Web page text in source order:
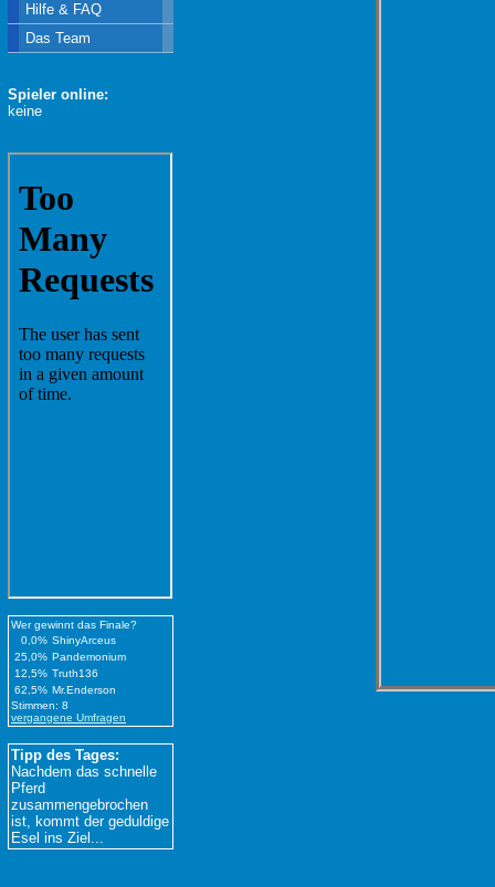
Hilfe & FAQ
Das Team
Spieler online:
keine
Wer gewinnt das Finale?
0,0% ShinyArceus
25,0% Pandemonium
12,5% Truth136
62,5% Mr.Enderson
Stimmen: 8
vergangene Umfragen
Tipp des Tages:
Nachdem das schnelle
Pferd
zusammengebrochen
ist, kommt der geduldige
Esel ins Ziel...